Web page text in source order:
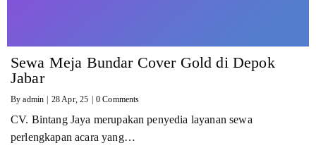
Sewa Meja Bundar Cover Gold di Depok
Jabar
Byadmin 28Apr, 25 0 Comments
CV. Bintang Jaya merupakan penyedia layanan sewa
perlengkapan acara yang…